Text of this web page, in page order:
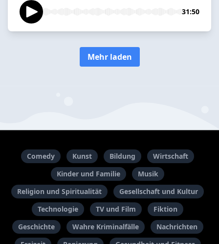
31:50
Mehr laden
Comedy Kunst Bildung
Wirtschaft
Kinder und Familie
Musik
Religion und Spiritualität
Gesellschaft und Kultur
Technologie
TV und Film
Fiktion
Geschichte
Wahre Kriminalfälle
Nachrichten